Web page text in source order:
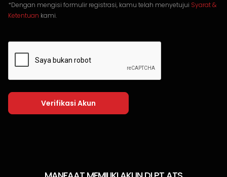
*Dengan mengisi formulir registrasi, kamu telah menyetujui Syarat &
Ketentuan kami.
Verifikasi Akun